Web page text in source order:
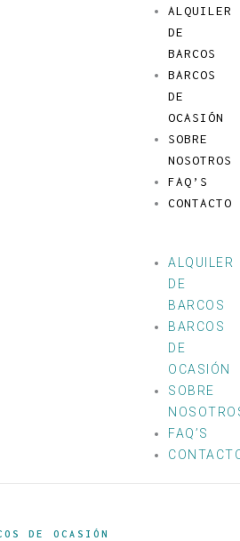
ALQUILER
DE
BARCOS
BARCOS
DE
OCASIÓN
SOBRE
NOSOTROS
FAQ’S
CONTACTO
Menú
ALQUILER
DE
BARCOS
BARCOS
DE
OCASIÓN
SOBRE
FAQ’S
DE OCASIÓN